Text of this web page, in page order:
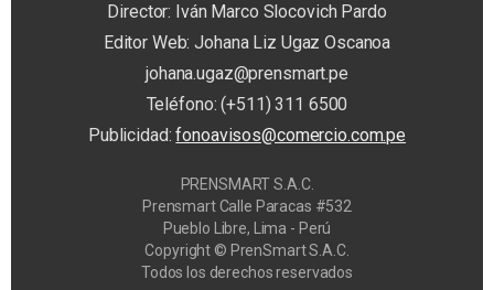
Director: Iván Marco Slocovich Pardo
Editor Web: Johana Liz Ugaz Oscanoa
johana.ugaz@prensmart.pe
Teléfono: (+511) 311 6500
Publicidad:fonoavisos@comercio.com.pe
PRENSMART S.A.C.
Prensmart Calle Paracas #532
Pueblo Libre, Lima - Perú
Copyright © PrenSmart S.A.C.
Todos los derechos reservados